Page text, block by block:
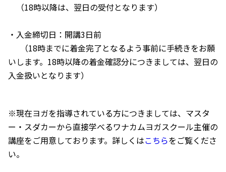
（18時以降は、翌日の受付となります）
・入金締切日：開講3日前
（18時までに着金完了となるよう事前に手続きをお願
いします。18時以降の着金確認分につきましては、翌日の
入金扱いとなります）
※現在ヨガを指導されている方につきましては、マスタ
ー・スダカーから直接学べるワナカムヨガスクール主催の
講座をご用意しております。詳しくはこちらをご覧くださ
い。